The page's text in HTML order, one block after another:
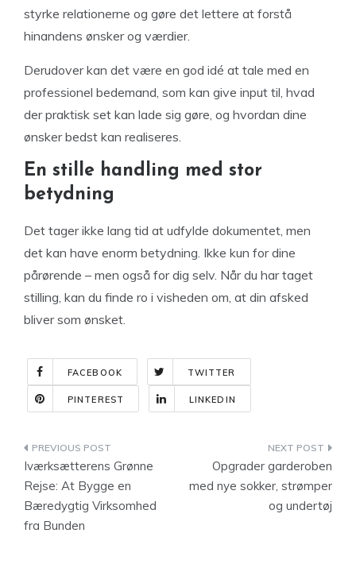
styrke relationerne og gøre det lettere at forstå
hinandens ønsker og værdier.
Derudover kan det være en god idé at tale med en
professionel bedemand, som kan give input til, hvad
der praktisk set kan lade sig gøre, og hvordan dine
ønsker bedst kan realiseres.
En stille handling med stor
betydning
Det tager ikke lang tid at udfylde dokumentet, men
det kan have enorm betydning. Ikke kun for dine
pårørende – men også for dig selv. Når du har taget
stilling, kan du finde ro i visheden om, at din afsked
bliver som ønsket.
FACEBOOK TWITTER
PINTEREST LINKEDIN
Indlægsnavigation
Iværksætterens Grønne
Rejse: At Bygge en
Bæredygtig Virksomhed
fra Bunden
Opgrader garderoben
med nye sokker, strømper
og undertøj